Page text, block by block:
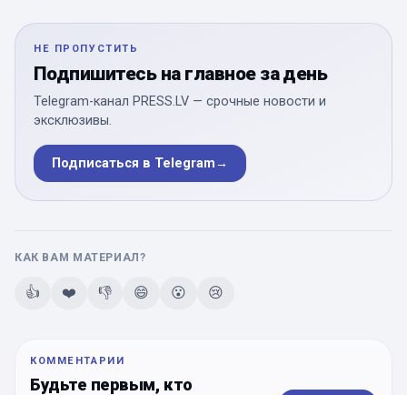
НЕ ПРОПУСТИТЬ
Подпишитесь на главное за день
Telegram-канал PRESS.LV — срочные новости и
эксклюзивы.
Подписаться в Telegram→
КАК ВАМ МАТЕРИАЛ?
👍 ❤️ 👎 😄 😮 😢
КОММЕНТАРИИ
Будьте первым, кто